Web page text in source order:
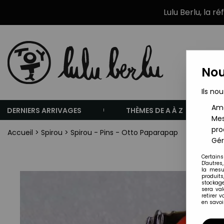
Lulu Berlu, la
DERNIERS ARRIVAGES THÈMES DE A À Z
Accueil > Spirou > Spirou - Pins - Otto Paparapap
Ils
la
sera
retirer
en